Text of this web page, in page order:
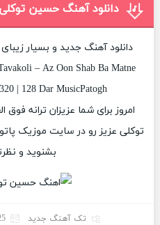
دانلود آهنگ حسین
دانلود آهنگ جدید و بسیار زیبای
– Az Oon Shab Ba Matne
| 128 Dar MusicPatogh
امروز برای شما عزیزان ترانه
توکلی عزیز رو در سایت موزیک
بشنوید و
تک آهنگ جدید 25